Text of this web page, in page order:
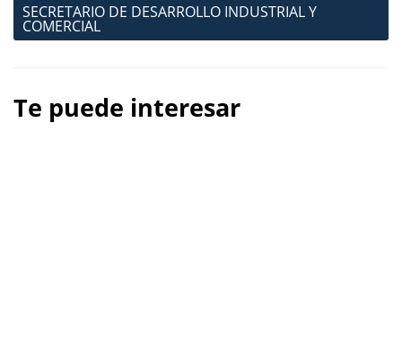
SECRETARIO DE DESARROLLO INDUSTRIAL Y
COMERCIAL
Te puede interesar